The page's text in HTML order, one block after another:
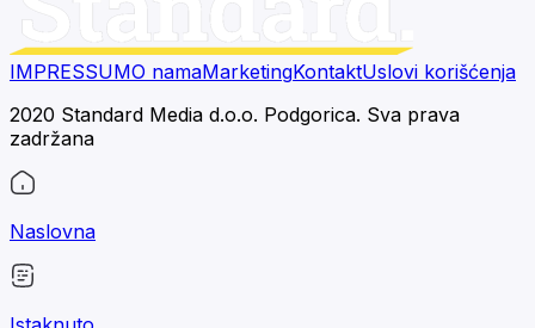
IMPRESSUMO namaMarketingKontaktUslovi korišćenja
2020 Standard Media d.o.o. Podgorica. Sva prava
zadržana
Naslovna